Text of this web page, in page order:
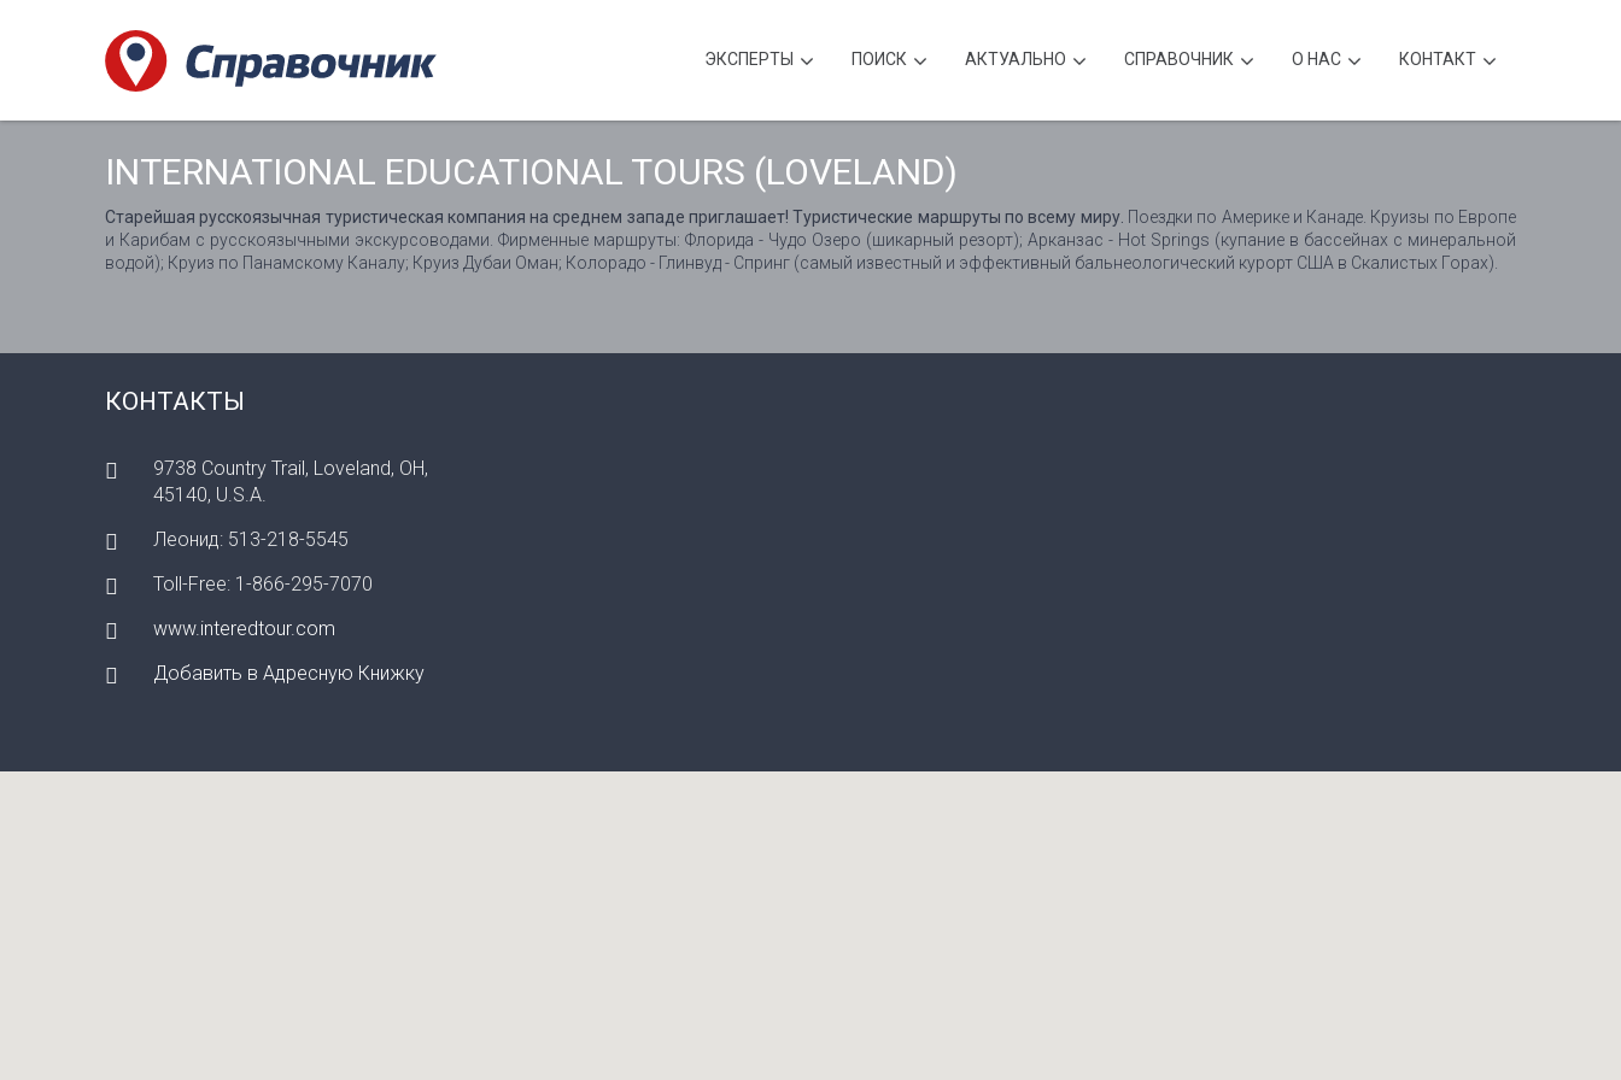
ЭКСПЕРТЫ ПОИСК АКТУАЛЬНО CПРАВОЧНИК О НАС КОНТАКТ
INTERNATIONAL EDUCATIONAL TOURS (LOVELAND)
Старейшая русскоязычная туристическая компания на среднем западе приглашает! Туристические маршруты по всему миру. Поездки по Америке и Канаде. Круизы по Европе
и Карибам с русскоязычными экскурсоводами. Фирменные маршруты: Флорида - Чудо Озеро (шикарный резорт); Арканзас - Hot Springs (купание в бассейнах с минеральной
водой); Круиз по Панамскому Каналу; Круиз Дубаи Оман; Колорадо - Глинвуд - Спринг (самый известный и эффективный бальнеологический курорт США в Скалистых Горах).
КОНТАКТЫ
9738 Country Trail, Loveland, OH,
45140, U.S.A.
Леонид: 513-218-5545
Toll-Free: 1-866-295-7070
www.interedtour.com
Добавить в Адресную Книжку